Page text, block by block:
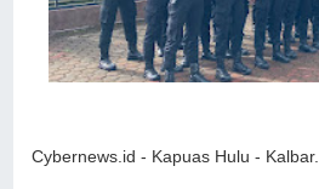
Cybernews.id - Kapuas Hulu - Kalbar.